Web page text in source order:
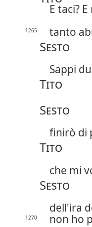
E taci?
1265 tanto
Sesto
Sappi
Tito
Sesto
finirò di
Tito
che mi
Sesto
dell'ira
1270
non ho